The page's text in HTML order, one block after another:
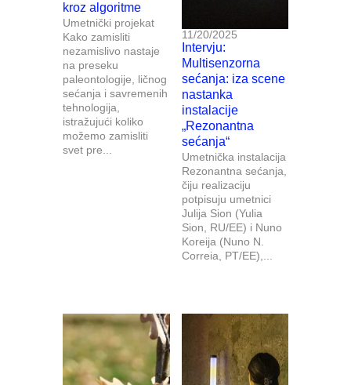
kroz algoritme
Umetnički projekat
Kako zamisliti
nezamislivo nastaje
na preseku
paleontologije, ličnog
sećanja i savremenih
tehnologija,
istražujući koliko
možemo zamisliti
svet pre...
11/20/2025
Intervju:
Multisenzorna
sećanja: iza scene
nastanka
instalacije
„Rezonantna
sećanja“
Umetnička instalacija
Rezonantna sećanja,
čiju realizaciju
potpisuju umetnici
Julija Sion (Yulia
Sion, RU/EE) i Nuno
Koreija (Nuno N.
Correia, PT/EE),...